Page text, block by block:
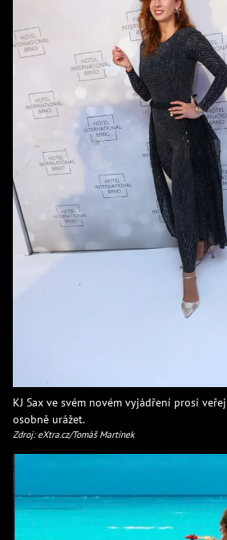
KJ Sax ve svém novém vyjádření prosí
osobně urážet.
Zdroj: eXtra.cz/Tomáš Martínek